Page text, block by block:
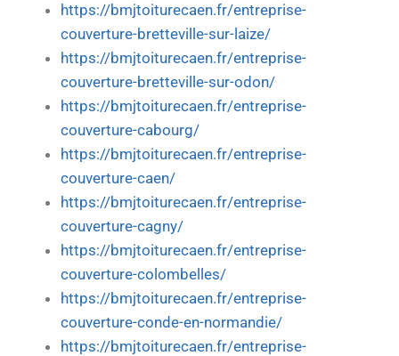
https://bmjtoiturecaen.fr/entreprise-
couverture-bretteville-sur-laize/
https://bmjtoiturecaen.fr/entreprise-
couverture-bretteville-sur-odon/
https://bmjtoiturecaen.fr/entreprise-
couverture-cabourg/
https://bmjtoiturecaen.fr/entreprise-
couverture-caen/
https://bmjtoiturecaen.fr/entreprise-
couverture-cagny/
https://bmjtoiturecaen.fr/entreprise-
couverture-colombelles/
https://bmjtoiturecaen.fr/entreprise-
couverture-conde-en-normandie/
https://bmjtoiturecaen.fr/entreprise-